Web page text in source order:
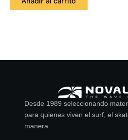
Desde 1989 seleccionando
para quienes viven el surf, el
manera.